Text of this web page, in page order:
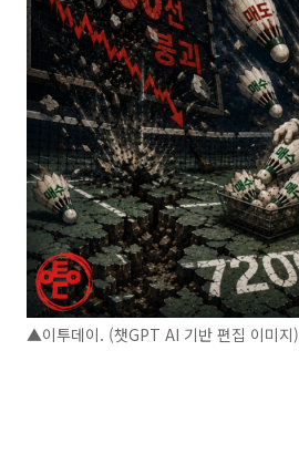
▲이투데이. (챗GPT AI 기반 편집 이미지)